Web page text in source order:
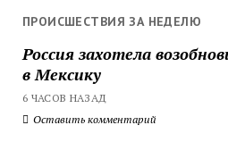
ПРОИСШЕСТВИЯ ЗА НЕДЕЛЮ
Россия захотела
в Мексику
6 ЧАСОВ НАЗАД
Оставить комментарий